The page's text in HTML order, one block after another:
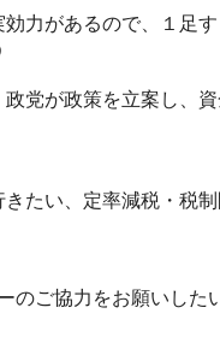
力があるので、１足
党が政策を立案し、
たい、定率減税・税
ご協力をお願いした